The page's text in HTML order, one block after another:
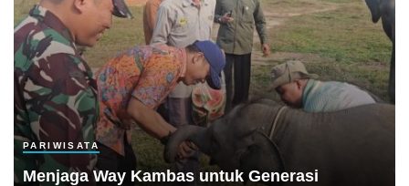
PARIWISATA
Menjaga Way Kambas untuk Generasi